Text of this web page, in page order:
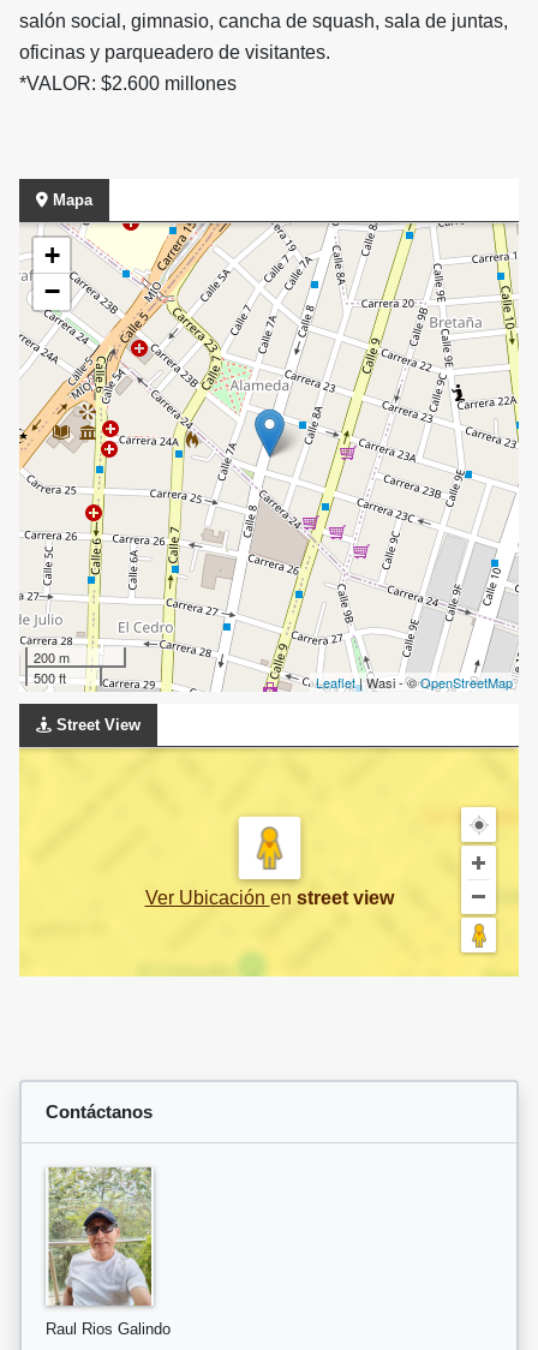
salón social, gimnasio, cancha de squash, sala de juntas,
oficinas y parqueadero de visitantes.
*VALOR: $2.600 millones
Mapa
+
−
200 m
500 ft
Leaflet| Wasi - ©OpenStreetMap
Street View
Ver Ubicación en street view
Contáctanos
Raul Rios Galindo